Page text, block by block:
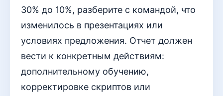
30% до 10%, разберите с командой, что
изменилось в презентациях или
условиях предложения. Отчет должен
вести к конкретным действиям:
дополнительному обучению,
корректировке скриптов или